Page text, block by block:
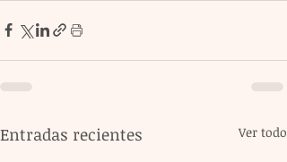
Entradas recientes Ver todo